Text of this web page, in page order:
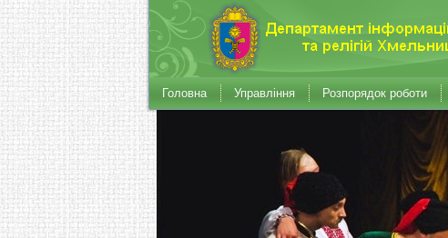
Головна Управління Розпорядок роботи